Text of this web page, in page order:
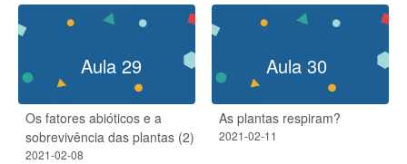
Aula 29
Os fatores abióticos e a
sobrevivência das plantas (2)
2021-02-08
Aula 30
As plantas respiram?​
2021-02-11